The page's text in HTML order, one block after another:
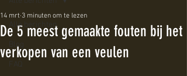
Alle berichten
Blog
FAQ
De 5 meest gemaakte fouten bij het
verkopen van een veulen
14 mrt 3 minuten om te lezen